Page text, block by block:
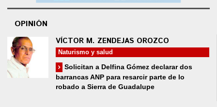
OPINIÓN
VÍCTOR M. ZENDEJAS OROZCO
Naturismo y salud
Solicitan a Delfina Gómez declarar dos
barrancas ANP para resarcir parte de lo
robado a Sierra de Guadalupe